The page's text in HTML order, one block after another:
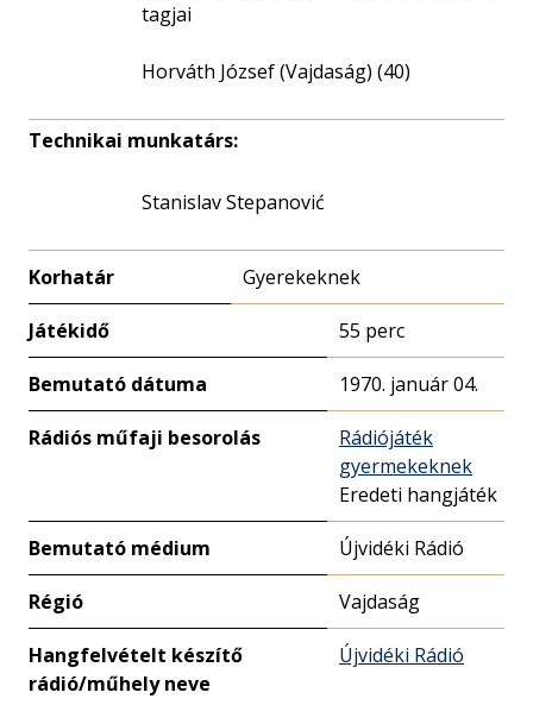
tagjai
Horváth József (Vajdaság) (40)
Technikai munkatárs:
Stanislav Stepanović
Korhatár Gyerekeknek
Játékidő 55 perc
Bemutató dátuma 1970. január 04.
Rádiós műfaji besorolás
Rádiójáték
gyermekeknek
Eredeti hangjáték
Bemutató médium Újvidéki Rádió
Régió Vajdaság
Hangfelvételt készítő
rádió/műhely neve
Újvidéki Rádió